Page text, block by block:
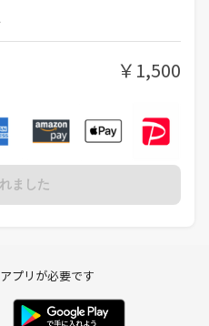
￥1,500
ました
プリが必要です